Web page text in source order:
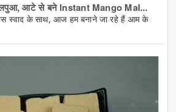
आटे से बने Instant Mango Mal...
स्वाद के साथ, आज हम बनाने जा रहे हैं आम के